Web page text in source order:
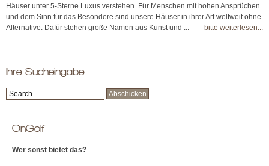
Häuser unter 5-Sterne Luxus verstehen. Für Menschen mit hohen Ansprüchen
und dem Sinn für das Besondere sind unsere Häuser in ihrer Art weltweit ohne
Alternative. Dafür stehen große Namen aus Kunst und ...
bitte weiterlesen...
Ihre Sucheingabe
OnGolf
Wer sonst bietet das?